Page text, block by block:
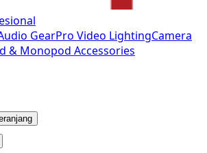
GearPro Video LightingCamera
& Monopod Accessories